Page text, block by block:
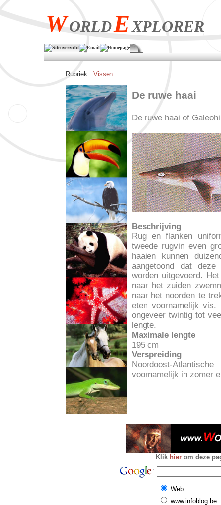
WORLDEXPLORER
Siteoverzicht Email Homepage
Rubriek : Vissen
De ruwe haai
De ruwe haai of
Beschrijving
Rug en flanken
tweede rugvin even
haaien kunnen
aangetoond dat deze
worden uitgevoerd.
naar het zuiden
naar het noorden te
eten voornamelijk vis.
ongeveer twintig tot
lengte.
Maximale lengte
195 cm
Verspreiding
Noordoost-
voornamelijk in zomer
Klik hier om deze
Web
www.infoblog.be